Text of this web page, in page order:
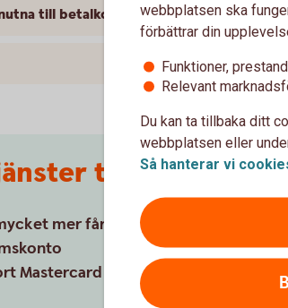
till betalkonton
till barn 0-17
mer får ditt barn kostnadsfritt:
Mastercard ung
webbplatsen ska
förbättrar din
Funktioner,
Relevant
Du kan ta tillbaka ditt
webbplatsen eller
Så hanterar vi